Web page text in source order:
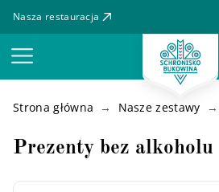
Nasza restauracja
Menu
Strona główna Nasze zestawy
Prezenty bez alkoholu